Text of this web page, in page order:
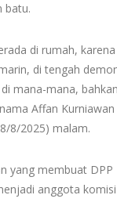
batu.
di rumah,
di tengah
mana-mana,
Affan
8/2025) malam.
yang membuat
anggota